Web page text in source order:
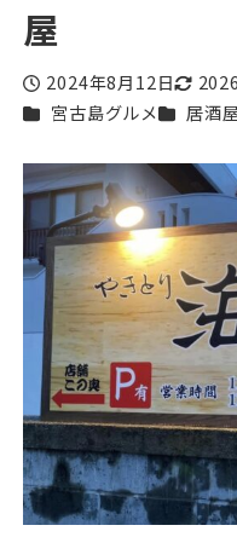
屋
投稿日
2024年8月12日
更新日
カテゴリー
宮古島グルメカテゴリ
居酒